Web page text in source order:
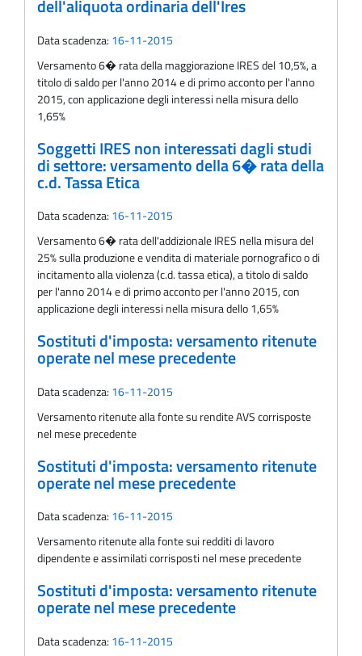
dell'aliquota ordinaria dell'Ires
Data scadenza: 16-11-2015
Versamento 6� rata della maggiorazione IRES del 10,5%, a
titolo di saldo per l'anno 2014 e di primo acconto per l'anno
2015, con applicazione degli interessi nella misura dello
1,65%
Soggetti IRES non interessati dagli studi
di settore: versamento della 6� rata della
c.d. Tassa Etica
Data scadenza: 16-11-2015
Versamento 6� rata dell'addizionale IRES nella misura del
25% sulla produzione e vendita di materiale pornografico o di
incitamento alla violenza (c.d. tassa etica), a titolo di saldo
per l'anno 2014 e di primo acconto per l'anno 2015, con
applicazione degli interessi nella misura dello 1,65%
Sostituti d'imposta: versamento ritenute
operate nel mese precedente
Data scadenza: 16-11-2015
Versamento ritenute alla fonte su rendite AVS corrisposte
nel mese precedente
Sostituti d'imposta: versamento ritenute
operate nel mese precedente
Data scadenza: 16-11-2015
Versamento ritenute alla fonte sui redditi di lavoro
dipendente e assimilati corrisposti nel mese precedente
Sostituti d'imposta: versamento ritenute
operate nel mese precedente
Data scadenza: 16-11-2015